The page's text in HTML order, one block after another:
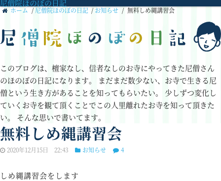
尼僧院ほのぼの日記
ホーム / 尼僧院ほのぼの日記 / お知らせ / 無料しめ縄講習会
このブログは、檀家なし、信者なしのお寺にやってきた尼僧さん
のほのぼの日記になります。 まだまだ数少ない、お寺で生きる尼
僧という生き方があることを知ってもらいたい。
少しずつ変化し
ていくお寺を観て頂くことでこの人里離れたお寺を知って頂きた
い。 そんな思いで書いてます。
無料しめ縄講習会
2020年12月15日 22:43 お知らせ 4
しめ縄講習会をします